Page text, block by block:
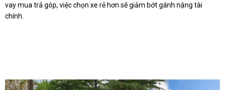
vay mua trả góp, việc chọn xe rẻ hơn sẽ giảm bớt gánh nặng tài
chính.